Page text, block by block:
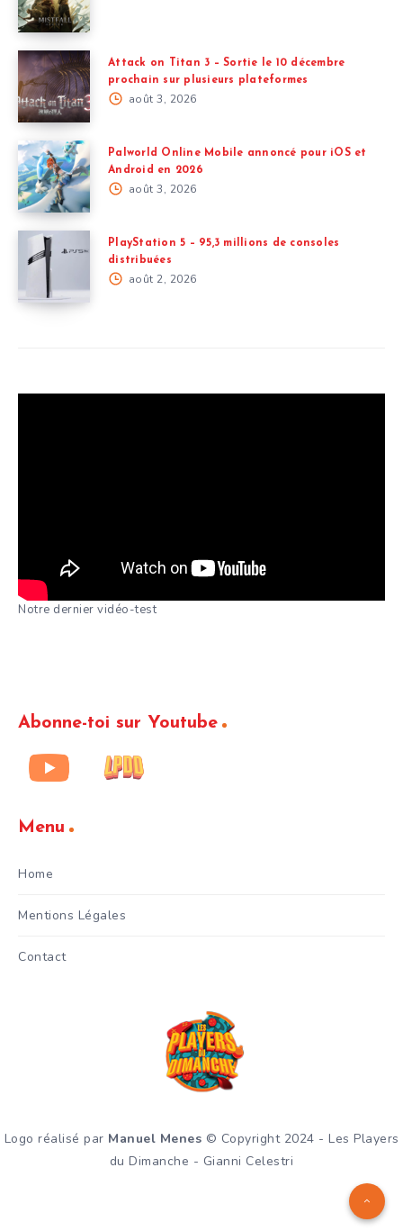
Attack on Titan 3 – Sortie le 10 décembre
prochain sur plusieurs plateformes
août 3, 2026
Palworld Online Mobile annoncé pour iOS et
Android en 2026
août 3, 2026
PlayStation 5 – 95,3 millions de consoles
distribuées
août 2, 2026
Notre dernier vidéo-test
Abonne-toi sur Youtube
Menu
Home
Mentions Légales
Contact
Logo réalisé par Manuel Menes © Copyright 2024 - Les Players
du Dimanche - Gianni Celestri